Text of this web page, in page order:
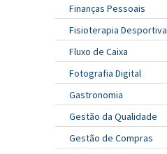
Finanças Pessoais
Fisioterapia Desportiva
Fluxo de Caixa
Fotografia Digital
Gastronomia
Gestão da Qualidade
Gestão de Compras